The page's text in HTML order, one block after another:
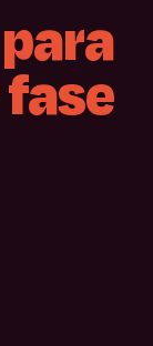
para
fase